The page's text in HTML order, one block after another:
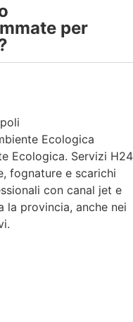
per
Ecologica
Ecologica. Servizi H24
fognature e scarichi
con canal jet e
la provincia, anche nei